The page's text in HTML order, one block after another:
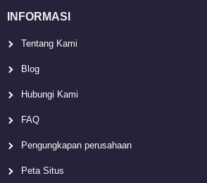
INFORMASI
Tentang Kami
Blog
Hubungi Kami
FAQ
Pengungkapan perusahaan
Peta Situs